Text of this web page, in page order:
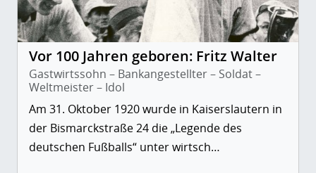
Vor 100 Jahren geboren: Fritz Walter
Gastwirtssohn – Bankangestellter – Soldat –
Weltmeister – Idol
Am 31. Oktober 1920 wurde in Kaiserslautern in
der Bismarckstraße 24 die „Legende des
deutschen Fußballs“ unter wirtsch…